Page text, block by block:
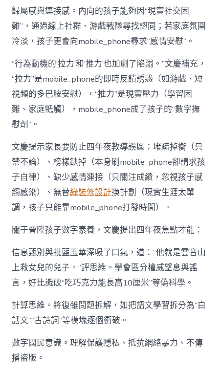
歸屬感與連接感。內向的孩子能夠因“現實社交困
難”，通過線上社群、游戲戰隊尋找認同；若家庭氛圍
冷淡，孩子更會向mobile_phone尋求“感情安慰”。
“行為動機的‘拉力’和‘推力’也加劇了陷溺。”文慶補充，
“拉力”是mobile_phone的即時反饋誘惑（如游戲、短
視頻的多巴胺安慰），“推力”是現實壓力（學習困
難、家庭牴觸），mobile_phone成了孩子的“數字撫
慰劑”。
文慶提示家長要防止四年夜教導誤區：堵疏掉衡（只
禁不論）、榜樣缺掉（本身刷mobile_phone卻請求孩
子自律）、缺少感情連接（只關注成績，忽視孩子感
觸感染）、無替綠裝修設計換計劃（現實生涯太單
調，孩子只能靠mobile_phone打發時間）。
關于晉陞孩子數字素養，文慶提出四年夜焦點才能：
信息甄別與批藍玉華深吸了口氣，道：“他就是雲音山
上救女兒的兒子。”評思維。學會區分權威望息與謠
言，好比識破“吃巧克力能長高10厘米”等偽科學。
計算思維。將復雜問題拆解，如把語文學習拆分為“白
話文”“古詩詞”等模塊逐個衝破。
數字國民意識。理解保護隱私、抵抗網絡暴力、不傳
播盜版。